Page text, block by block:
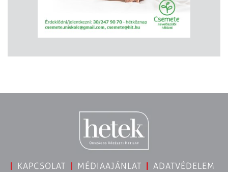
KAPCSOLAT MÉDIAAJÁNLAT
ADATVÉDELEM